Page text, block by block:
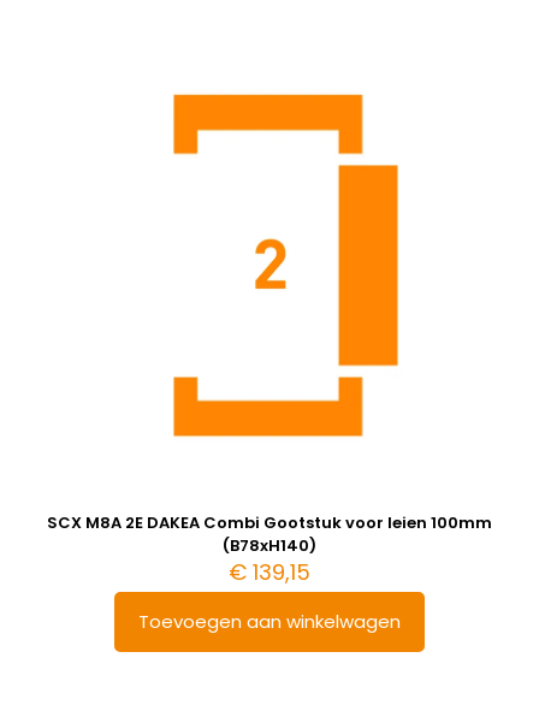
SCX M8A 2E DAKEA Combi Gootstuk voor leien 100mm
(B78xH140)
€ 139,15
Toevoegen aan winkelwagen